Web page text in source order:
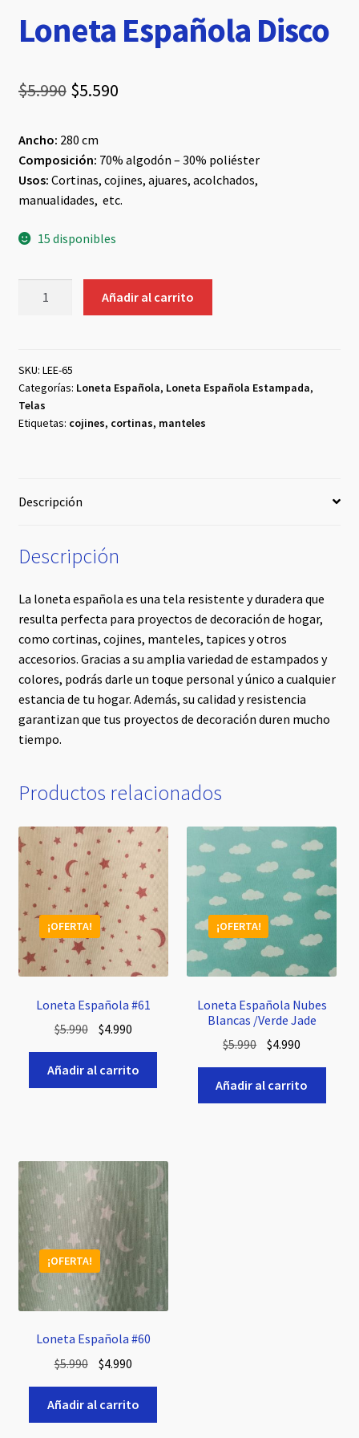
Loneta Española Disco
$5.990 El
original
era:
$5.990.
$5.590El
es:
$5.590.
Ancho: 280 cm
Composición: 70% algodón – 30% poliéster
Usos: Cortinas, cojines, ajuares, acolchados,
manualidades, etc.
15 disponibles
Añadir al carrito
SKU: LEE-65
Categorías: Loneta Española, Loneta Española Estampada,
Telas
Etiquetas: cojines, cortinas, manteles
Descripción
Descripción
La loneta española es una tela resistente y duradera que
resulta perfecta para proyectos de decoración de hogar,
como cortinas, cojines, manteles, tapices y otros
accesorios. Gracias a su amplia variedad de estampados y
colores, podrás darle un toque personal y único a cualquier
estancia de tu hogar. Además, su calidad y resistencia
garantizan que tus proyectos de decoración duren mucho
tiempo.
Productos relacionados
Loneta Española #61
¡OFERTA!
$5.990 El
precio
original
era:
$4.990El
precio
actual
es:
Añadir al carrito
Loneta Española Nubes
Blancas /Verde Jade
¡OFERTA!
$5.990 El
precio
original
era:
$4.990
precio
actual
es:
Añadir al carrito
Loneta Española #60
¡OFERTA!
$5.990 El
precio
original
era:
$4.990El
precio
actual
es:
Añadir al carrito